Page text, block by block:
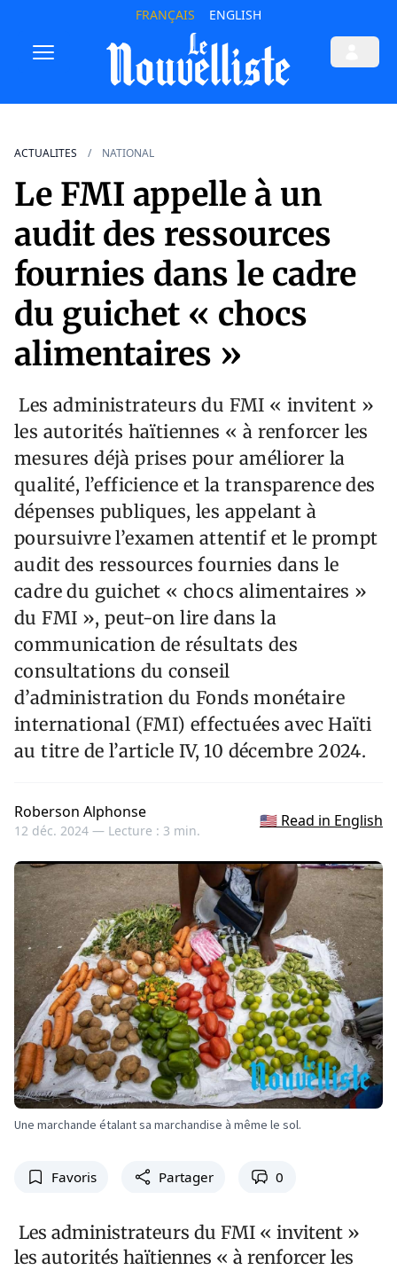
FRANÇAIS ENGLISH
ACTUALITES NATIONAL
Le FMI appelle à un
audit des ressources
fournies dans le cadre
du guichet « chocs
alimentaires »
Les administrateurs du FMI « invitent »
les autorités haïtiennes « à renforcer les
mesures déjà prises pour améliorer la
qualité, l’efficience et la transparence des
dépenses publiques, les appelant à
poursuivre l’examen attentif et le prompt
audit des ressources fournies dans le
cadre du guichet « chocs alimentaires »
du FMI », peut-on lire dans la
communication de résultats des
consultations du conseil
d’administration du Fonds monétaire
international (FMI) effectuées avec Haïti
au titre de l’article IV, 10 décembre 2024.
Roberson Alphonse
12 déc. 2024 — Lecture : 3 min.
🇺🇸 Read in English
Une marchande étalant sa marchandise à même le sol.
Favoris Partager 0
Les administrateurs du FMI « invitent »
les autorités haïtiennes « à renforcer les